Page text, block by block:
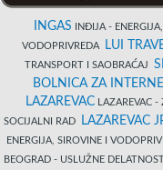
INGAS INĐIJA - ENERGIJA,
VODOPRIVREDA
LUI
TRANSPORT I SAOBRAĆAJ
BOLNICA ZA INTERNE
LAZAREVACLAZAREVAC -
SOCIJALNI RAD
LAZAREVAC
ENERGIJA, SIROVINE I
BEOGRAD - USLUŽNE